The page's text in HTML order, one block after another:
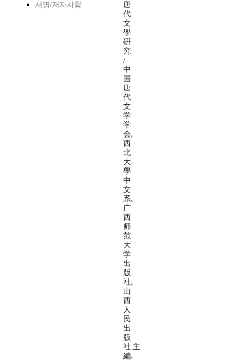
서명/저자사항
唐
代
文
學
硏
究
/
中
国
唐
代
文
学
学
会,
西
北
大
學
中
文
系,
广
西
师
范
大
学
出
版
社,
山
西
人
民
出
版
社 主
編.